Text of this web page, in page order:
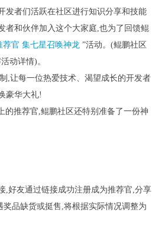
发者们活跃在社区进行知识分享和技能
者和伙伴加入这个大家庭,也为了回馈鲲
荐官 集七星召唤神龙 ”活动。(鲲鹏社区
动详情)。
,让每一位热爱技术、渴望成长的开发者
豪华大礼!
的推荐官,鲲鹏社区还特别准备了一份神
,好友通过链接成功注册成为推荐官,分享
品缺货或挺售,将根据实际情况调整为